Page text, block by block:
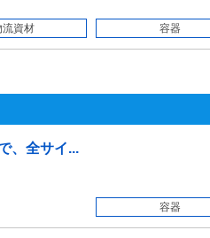
流資材
容器
、全サイ...
容器